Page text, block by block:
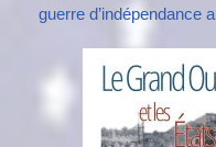
guerre d’indépendance